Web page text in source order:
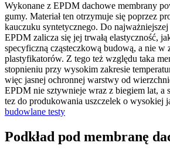
Wykonane z EPDM dachowe membrany
gumy. Materiał ten otrzymuje się poprzez
kauczuku syntetycznego. Do
EPDM zalicza się jej trwałą elastyczność,
specyficzną cząsteczkową budową, a nie w
plastyfikatorów. Z tego też względu taka
stopnieniu przy wysokim zakresie
więc jasnej ochronnej warstwy od
EPDM nie sztywnieje wraz z biegiem lat, a
tez do produkowania uszczelek o wysokiej
budowlane testy
Podkład pod membranę